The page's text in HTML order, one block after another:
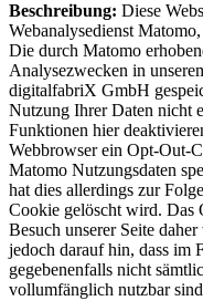
Beschreibung: Diese
Webanalysedienst
Die durch Matomo
Analysezwecken in
digitalfabriX GmbH
Nutzung Ihrer Daten nicht
Funktionen hier
Webbrowser ein Opt-Out-
Matomo Nutzungsdaten
hat dies allerdings zur
Cookie gelöscht wird. Das
Besuch unserer Seite
jedoch darauf hin, dass im
gegebenenfalls nicht
vollumfänglich nutzbar